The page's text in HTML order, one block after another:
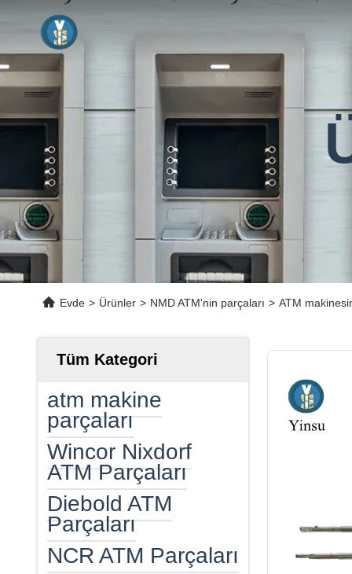
Evde > Ürünler > NMD ATM'nin parçaları > ATM
Tüm Kategori
atm makine
parçaları
Wincor Nixdorf
ATM Parçaları
Diebold ATM
Parçaları
NCR ATM Parçaları